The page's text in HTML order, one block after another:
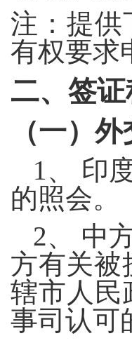
注：提供
有权要求
二、签
（一）
1、 印
的照会。
2、 中
方有关被
辖市人民
事司认可